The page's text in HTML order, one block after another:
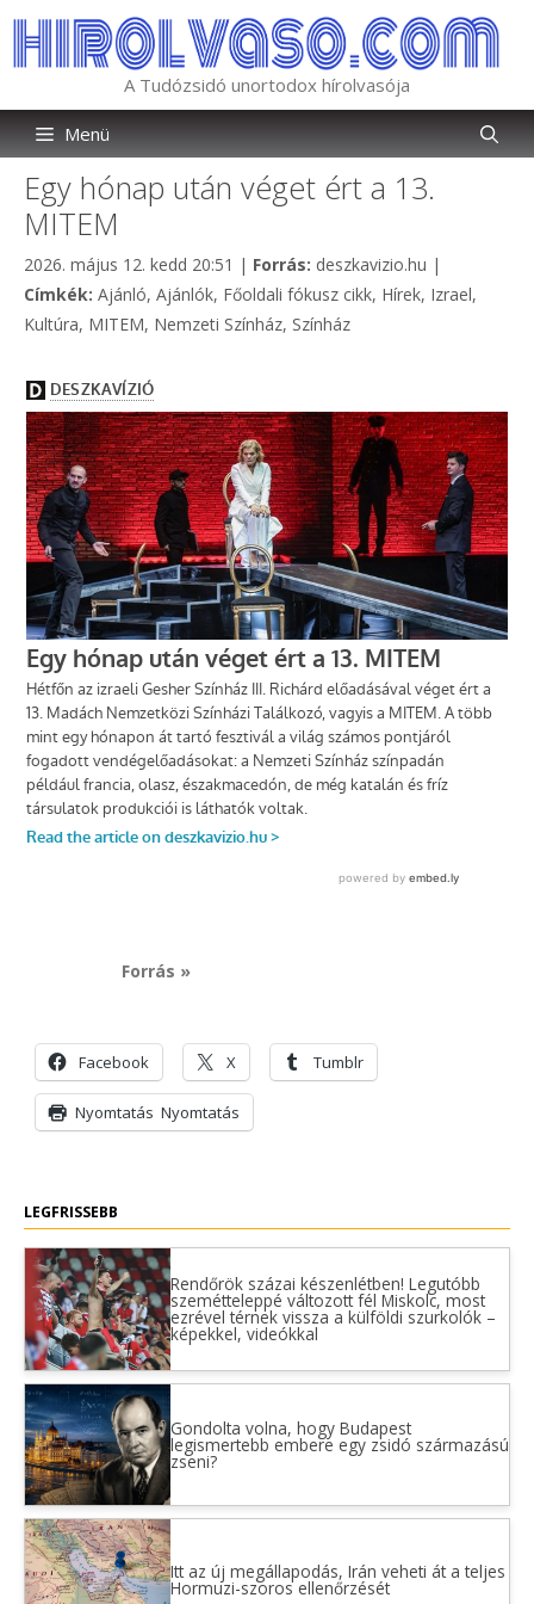
tartalomba
A Tudózsidó unortodox hírolvasója
Menü
Egy hónap után véget ért a 13.
MITEM
2026. május 12. kedd 20:51 | Forrás: Kategória
deszkavizio.hu |
Címkék: Címkék
Ajánló, Ajánlók, Főoldali fókusz cikk, Hírek, Izrael,
Kultúra, MITEM, Nemzeti Színház, Színház
Forrás »
Facebook X Tumblr
Nyomtatás Nyomtatás
LEGFRISSEBB
Rendőrök százai készenlétben! Legutóbb
szemétteleppé változott fél Miskolc, most
ezrével térnek vissza a külföldi szurkolók –
képekkel, videókkal
Gondolta volna, hogy Budapest
legismertebb embere egy zsidó származású
zseni?
Itt az új megállapodás, Irán veheti át a teljes
Hormuzi-szoros ellenőrzését